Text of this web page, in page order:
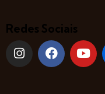
Redes Sociais